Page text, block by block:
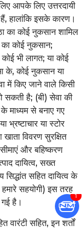
आपके लिए उत्तरदायी
हालांकि इसके कारण।
का कोई नुकसान शामिल
का कोई नुकसान;
भी लागत; या कोई
के, कोई नुकसान या
में किए जाने वाले किसी
सकती है; (बी) सेवा की
के माध्यम से बनाए गए
भ्रष्टाचार या स्टोर
विवरण सुरक्षित
और बहिष्करण
दायित्व, सख्त
सिद्धांत सहित दायित्व के
सहयोगी) इस तरह
है।
वारंटी सहित, इन शर्तों